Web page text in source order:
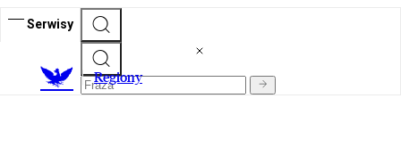
Serwisy
Regiony